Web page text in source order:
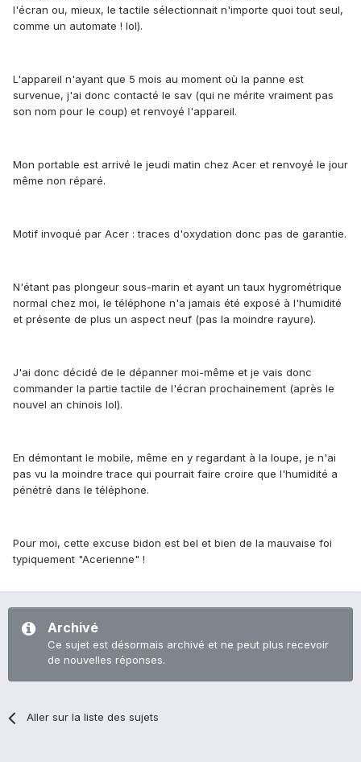
l'écran ou, mieux, le tactile sélectionnait n'importe quoi tout seul,
comme un automate ! lol).
L'appareil n'ayant que 5 mois au moment où la panne est
survenue, j'ai donc contacté le sav (qui ne mérite vraiment pas
son nom pour le coup) et renvoyé l'appareil.
Mon portable est arrivé le jeudi matin chez Acer et renvoyé le jour
même non réparé.
Motif invoqué par Acer : traces d'oxydation donc pas de garantie.
N'étant pas plongeur sous-marin et ayant un taux hygrométrique
normal chez moi, le téléphone n'a jamais été exposé à l'humidité
et présente de plus un aspect neuf (pas la moindre rayure).
J'ai donc décidé de le dépanner moi-même et je vais donc
commander la partie tactile de l'écran prochainement (après le
nouvel an chinois lol).
En démontant le mobile, même en y regardant à la loupe, je n'ai
pas vu la moindre trace qui pourrait faire croire que l'humidité a
pénétré dans le téléphone.
Pour moi, cette excuse bidon est bel et bien de la mauvaise foi
typiquement "Acerienne" !
Archivé
Ce sujet est désormais archivé et ne peut plus recevoir
de nouvelles réponses.
Aller sur la liste des sujets